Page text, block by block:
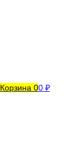
Корзина 00 ₽